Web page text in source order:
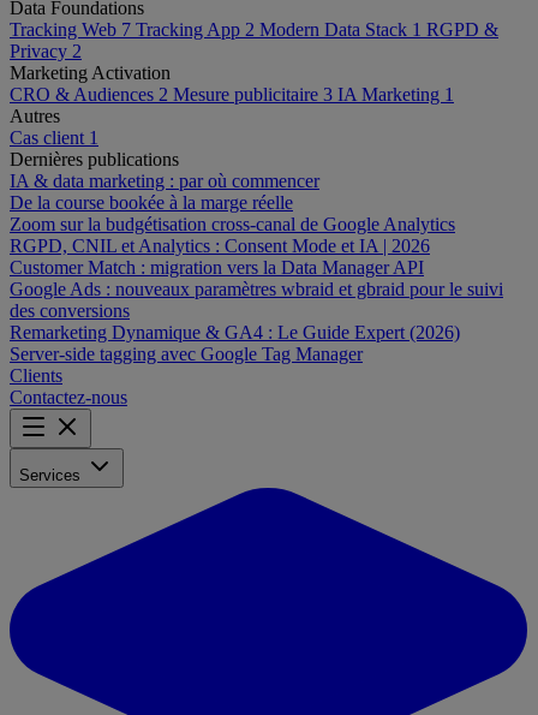
Data Foundations
Tracking Web 7 Tracking App 2 Modern Data Stack 1 RGPD &
Privacy 2
Marketing Activation
CRO & Audiences 2 Mesure publicitaire 3 IA Marketing 1
Autres
Cas client 1
Dernières publications
IA & data marketing : par où commencer
De la course bookée à la marge réelle
Zoom sur la budgétisation cross-canal de Google Analytics
RGPD, CNIL et Analytics : Consent Mode et IA | 2026
Customer Match : migration vers la Data Manager API
Google Ads : nouveaux paramètres wbraid et gbraid pour le suivi
des conversions
Remarketing Dynamique & GA4 : Le Guide Expert (2026)
Server-side tagging avec Google Tag Manager
Clients
Contactez-nous
Services